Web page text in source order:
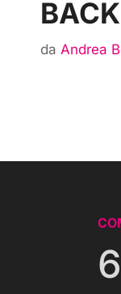
da Andrea